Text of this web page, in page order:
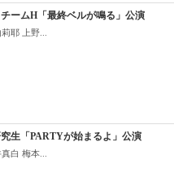
ームH「最終ベルが鳴る」公演
耶 上野...
生「PARTYが始まるよ」公演
白 梅本...